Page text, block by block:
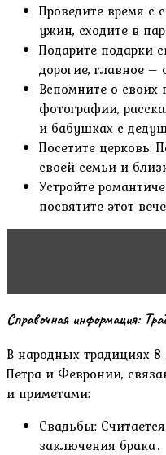
Проведите время с
ужин, сходите в
Подарите подарки
дорогие, главное –
Вспомните о своих
фотографии,
и бабушках с
Посетите церковь:
своей семьи и
Устройте
посвятите этот
Справочная информация:
В народных традициях
Петра и Февронии,
и приметами:
Свадьбы:
заключения брака․